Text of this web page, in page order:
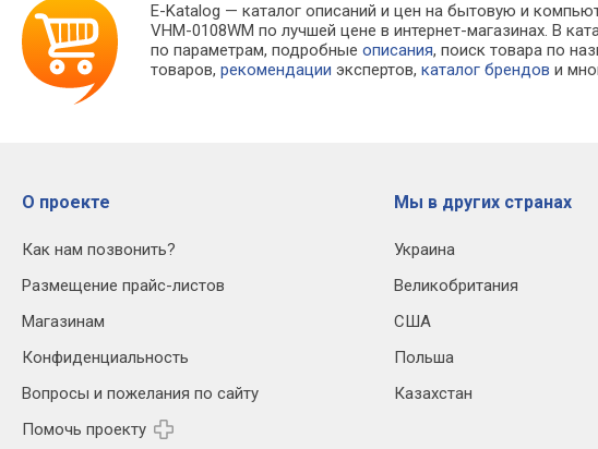
E-Katalog — каталог описаний и цен на бытовую и
VHM-0108WM по лучшей цене в интернет-магазинах. В
по параметрам, подробныеописания, поиск товара по
товаров,рекомендации экспертов,каталог брендов и
О проекте
Как нам позвонить?
Размещение прайс-листов
Магазинам
Конфиденциальность
Вопросы и пожелания по сайту
Помочь проекту
Мы в других странах
Украина
Великобритания
США
Польша
Казахстан